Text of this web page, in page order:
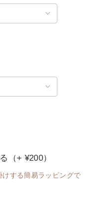
（+ ¥200）
する簡易ラッピングで